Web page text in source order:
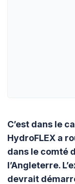
C’est dans le
HydroFLEX a
dans le comté
l’Angleterre.
devrait